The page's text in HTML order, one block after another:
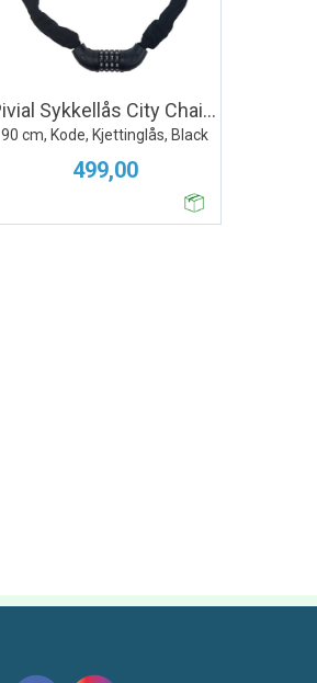
Pivial Sykkellås City Chain 28535
90 cm, Kode, Kjettinglås, Black
499,00